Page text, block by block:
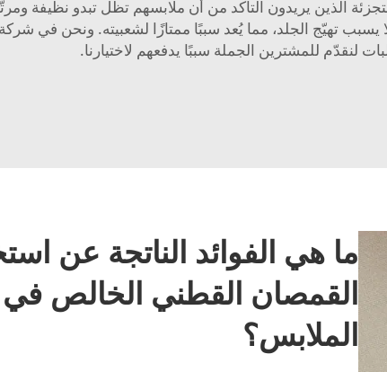
الذين يريدون التأكد من أن ملابسهم تظل تبدو نظيفة
تهيّج الجلد، مما يُعد سببًا ممتازًا لشعبيته. ونحن في
لنقدّم للمشترين الجملة سببًا يدفعهم لاختيارنا.
ما هي الفوائد الناتجة عن
القمصان القطني الخالص في
الملابس؟